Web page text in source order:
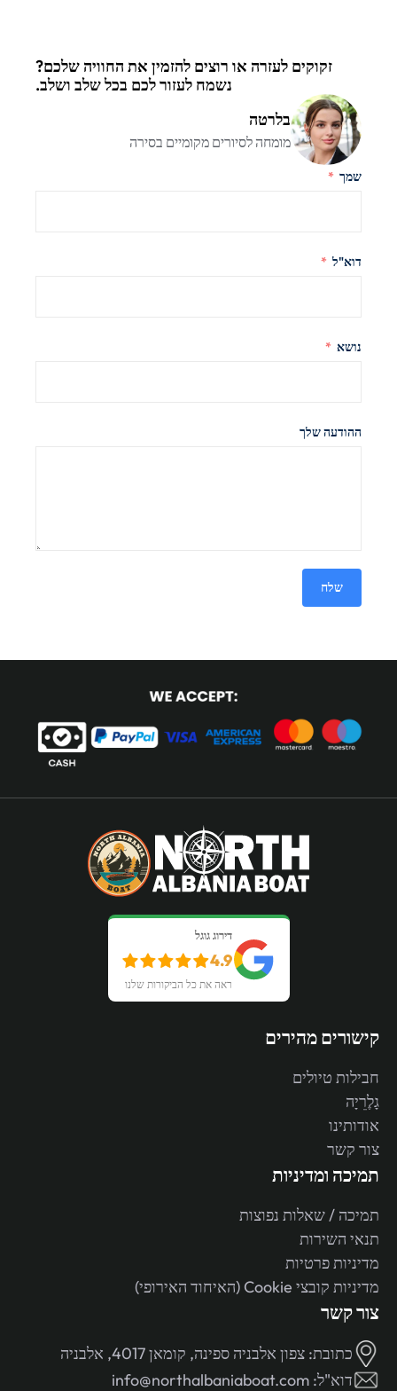
זקוקים לעזרה או רוצים להזמין את החוויה שלכם?
נשמח לעזור לכם בכל שלב ושלב.
בלרטה
מומחה לסיורים מקומיים בסירה
שמך
דוא"ל
נושא
ההודעה שלך
שלח
דירוג גוגל
4.9
ראה את כל הביקורות שלנו
קישורים מהירים
חבילות טיולים
גָלֶרֵיָה
אודותינו
צור קשר
תמיכה ומדיניות
תמיכה / שאלות נפוצות
תנאי השירות
מדיניות פרטיות
מדיניות קובצי Cookie (האיחוד האירופי)
צור קשר
כתובת: צפון אלבניה ספינה, קומאן 4017, אלבניה
דוא"ל: info@northalbaniaboat.com